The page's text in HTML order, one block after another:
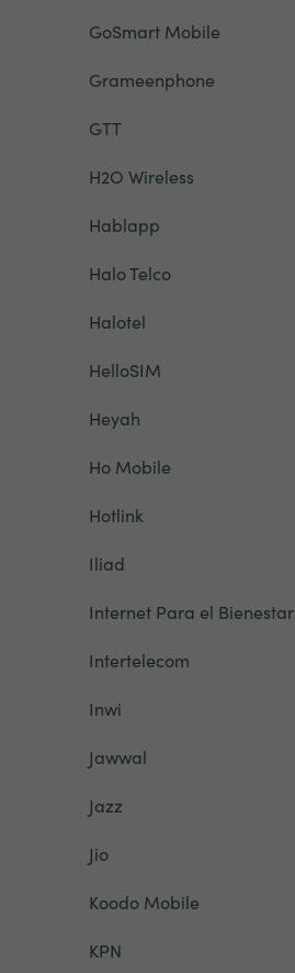
GoSmart Mobile
Grameenphone
GTT
H2O Wireless
Hablapp
Halo Telco
Halotel
HelloSIM
Heyah
Ho Mobile
Hotlink
Iliad
Internet Para el Bienestar
Intertelecom
Inwi
Jawwal
Jazz
Jio
Koodo Mobile
KPN